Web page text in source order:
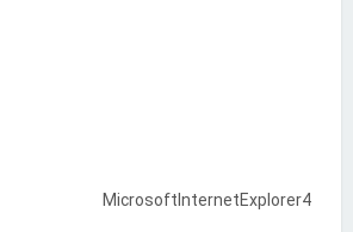
MicrosoftInternetExplorer4